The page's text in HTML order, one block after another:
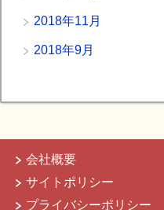
2018年11月
2018年9月
会社概要
サイトポリシー
プライバシーポリシー